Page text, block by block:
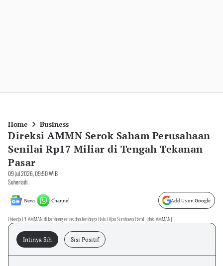
Home Business
Direksi AMMN Serok Saham Perusahaan
Senilai Rp17 Miliar di Tengah Tekanan
Pasar
09 Jul 2026, 09:50 WIB
Suheriadi .
News Channel Add Us on Google
Pekerja PT AMMAN di tambang emas dan tembaga Batu Hijau Sumbawa Barat. (dok. AMMAN)
Intinya Sih Sisi Positif